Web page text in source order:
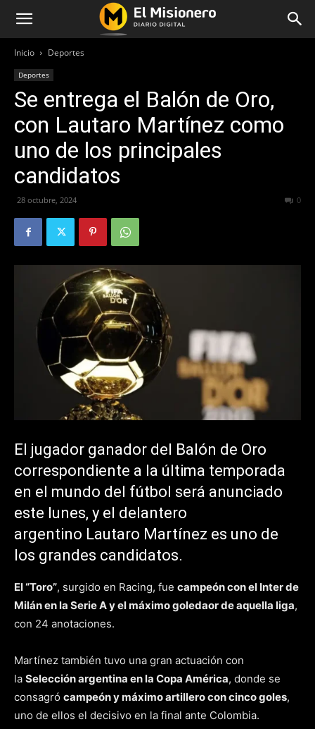
Inicio Deportes
Deportes
Se entrega el Balón de Oro,
con Lautaro Martínez como
uno de los principales
candidatos
28 octubre, 2024 0
El jugador ganador del Balón de Oro
correspondiente a la última temporada
en el mundo del fútbol será anunciado
este lunes, y el delantero
argentino Lautaro Martínez es uno de
los grandes candidatos.
El “Toro”, surgido en Racing, fue campeón con el Inter de
Milán en la Serie A y el máximo goledaor de aquella liga,
con 24 anotaciones.
Martínez también tuvo una gran actuación con
la Selección argentina en la Copa América, donde se
consagró campeón y máximo artillero con cinco goles,
uno de ellos el decisivo en la final ante Colombia.